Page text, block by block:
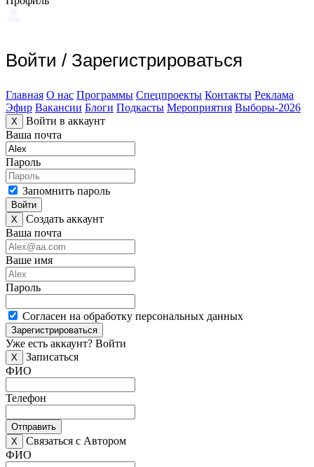
Войти / Зарегистрироваться
Главная О нас Программы Спецпроекты Контакты Реклама
Эфир Вакансии Блоги Подкасты Мероприятия Выборы-2026
X
Войти в аккаунт
Ваша почта
Пароль
Запомнить пароль
Войти
X
Создать аккаунт
Ваша почта
Ваше имя
Пароль
Согласен на обработку персональных данных
Зарегистрироваться
Уже есть аккаунт? Войти
X
Записаться
ФИО
Телефон
Отправить
X
Связаться с Автором
ФИО